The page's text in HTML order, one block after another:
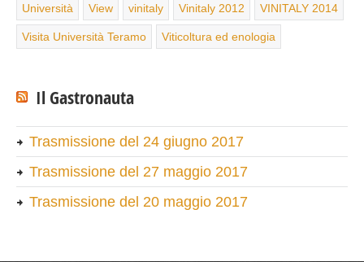
Università View vinitaly Vinitaly 2012 VINITALY 2014
Visita Università Teramo Viticoltura ed enologia
Il Gastronauta
Trasmissione del 24 giugno 2017
Trasmissione del 27 maggio 2017
Trasmissione del 20 maggio 2017